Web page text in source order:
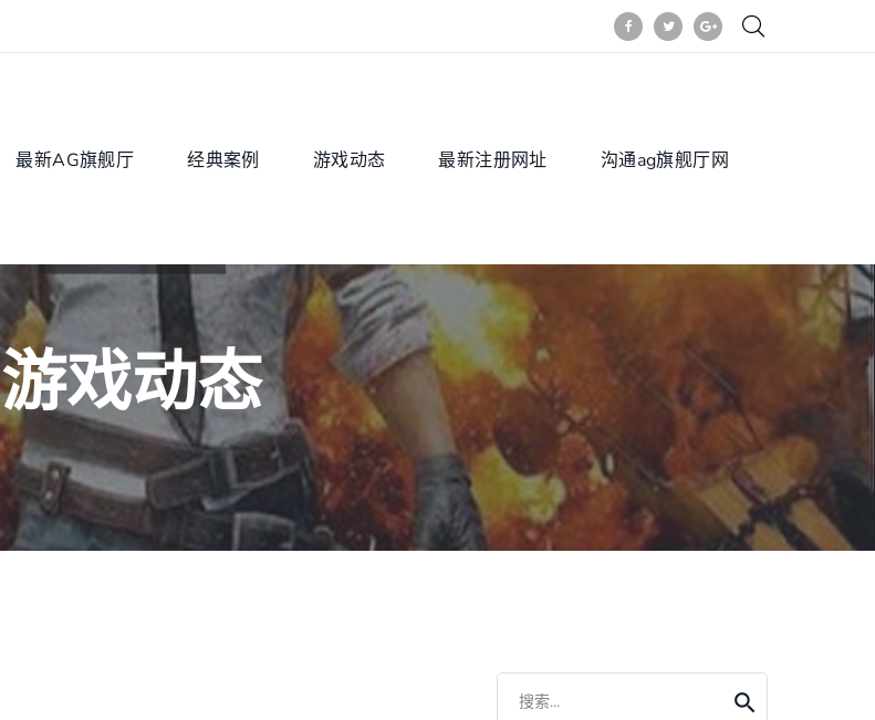
最新AG旗舰厅 经典案例 游戏动态 最新注册网址 沟通ag旗舰厅网
游戏动态
搜索...